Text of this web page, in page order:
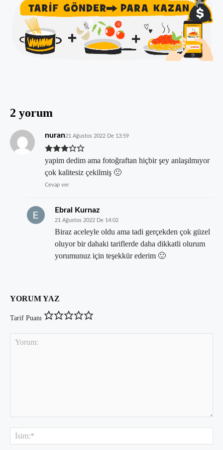
2 yorum
nuran21 Ağustos 2022 De 13:59
yapim dedim ama fotoğraftan hiçbir şey anlaşılmıyor
çok kalitesiz çekilmiş 🙁
Cevap ver
Ebral Kurnaz
21 Ağustos 2022 De 14:02
Biraz aceleyle oldu ama tadi gerçekden çok güzel
oluyor bir dahaki tariflerde daha dikkatli olurum
yorumunuz için teşekkür ederim 🙂
YORUM YAZ
Tarif Puanı